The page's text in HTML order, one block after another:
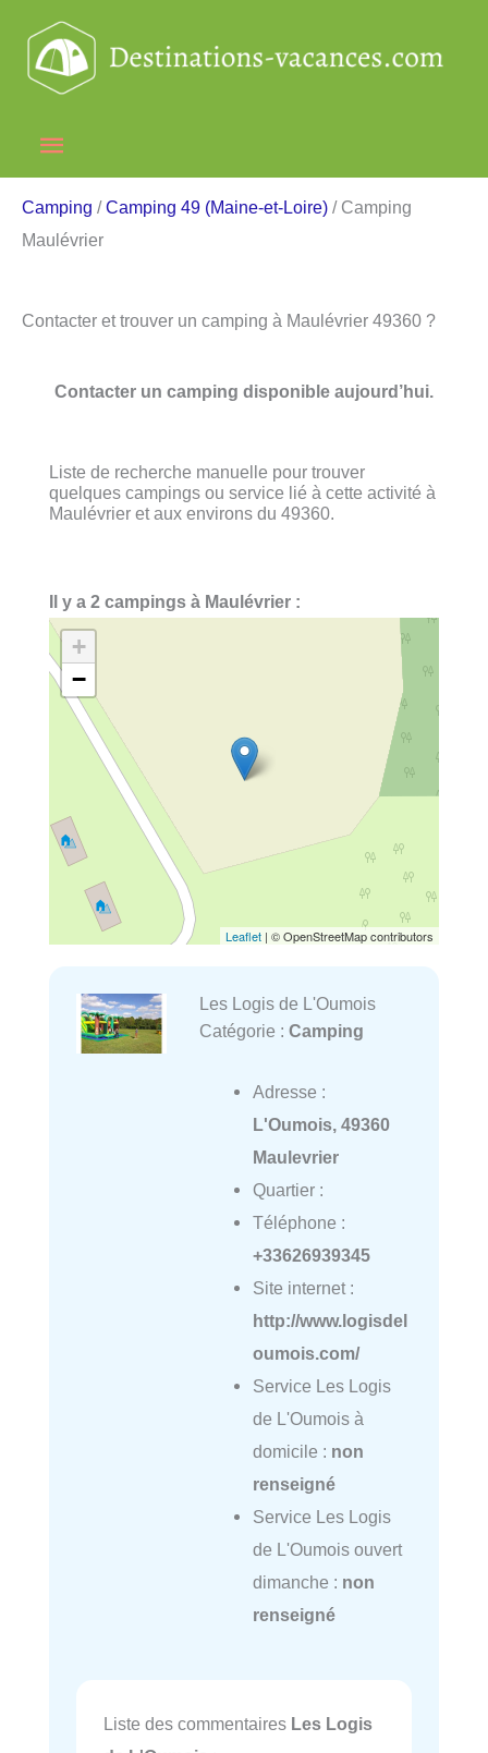
contenu
Menu
principal
Camping /Camping 49 (Maine-et-Loire) / Camping
Maulévrier
Contacter et trouver un camping à Maulévrier 49360 ?
Contacter un camping disponible aujourd’hui.
Liste de recherche manuelle pour trouver
quelques campings ou service lié à cette activité à
Maulévrier et aux environs du 49360.
Il y a 2 campings à Maulévrier :
+
−
Leaflet | © OpenStreetMap contributors
Les Logis de L'Oumois
Catégorie : Camping
Adresse :
L'Oumois, 49360
Maulevrier
Quartier :
Téléphone :
+33626939345
Site internet :
http://www.logisdel
oumois.com/
Service Les Logis
de L'Oumois à
domicile : non
renseigné
Service Les Logis
de L'Oumois ouvert
dimanche : non
renseigné
Liste des commentaires Les Logis